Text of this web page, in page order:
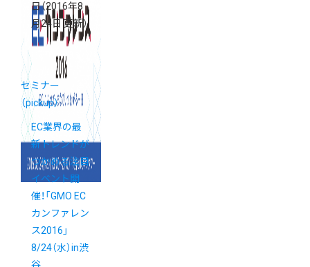
日（2016年8
月24日 更新）
セミナー
（pickup）
EC業界の最
新トレンドが
つかめる注目
イベント開
催！「GMO EC
カンファレン
ス2016」
8/24（水）in渋